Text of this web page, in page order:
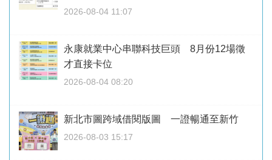
2026-08-04 11:07
永康就業中心串聯科技巨頭 8月份12場徵
才直接卡位
2026-08-04 08:20
新北市圖跨域借閱版圖 一證暢通至新竹
2026-08-03 15:17